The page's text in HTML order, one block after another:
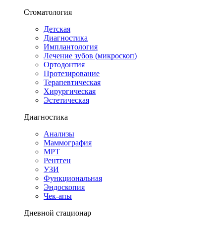
Стоматология
Детская
Диагностика
Имплантология
Лечение зубов (микроскоп)
Ортодонтия
Протезирование
Терапевтическая
Хирургическая
Эстетическая
Диагностика
Анализы
Маммография
МРТ
Рентген
УЗИ
Функциональная
Эндоскопия
Чек-апы
Дневной стационар